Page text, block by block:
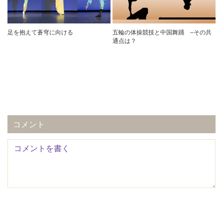
足を抱えて蒼穹に向ける
五輪の体操競技と中国舞踊 –その共
通点は？
コメント